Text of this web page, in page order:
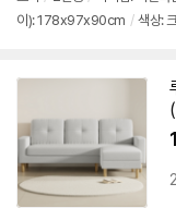
이): 178x97x90cm / 색상:
(